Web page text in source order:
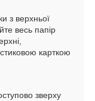
з верхньої
весь папір
карткою
зверху